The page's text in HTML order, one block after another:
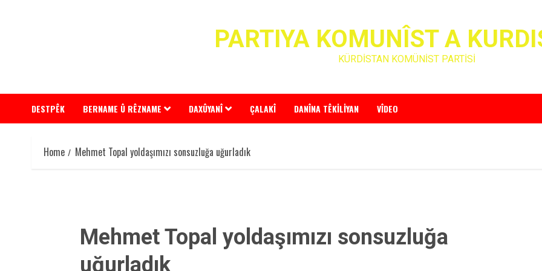
PARTIYA KOMUNÎST A
KÜRDİSTAN KOMÜNİST PARTİSİ
DESTPÊK BERNAME Û RÊZNAME DAXÛYANÎ ÇALAKÎ DANÎNA TÊKILIYAN VÎDEO
Home Mehmet Topal yoldaşımızı sonsuzluğa uğurladık
Mehmet Topal yoldaşımızı sonsuzluğa
uğurladık